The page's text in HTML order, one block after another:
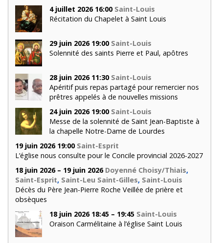
4 juillet 2026 16:00 Saint-Louis
Récitation du Chapelet à Saint Louis
29 juin 2026 19:00 Saint-Louis
Solennité des saints Pierre et Paul, apôtres
28 juin 2026 11:30 Saint-Louis
Apéritif puis repas partagé pour remercier nos
prêtres appelés à de nouvelles missions
24 juin 2026 19:00 Saint-Louis
Messe de la solennité de Saint Jean-Baptiste à
la chapelle Notre-Dame de Lourdes
19 juin 2026 19:00 Saint-Esprit
L’église nous consulte pour le Concile provincial 2026-2027
18 juin 2026 – 19 juin 2026 Doyenné Choisy/Thiais,
Saint-Esprit, Saint-Leu Saint-Gilles, Saint-Louis
Décès du Père Jean-Pierre Roche Veillée de prière et
obsèques
18 juin 2026 18:45 – 19:45 Saint-Louis
Oraison Carmélitaine à l’église Saint Louis